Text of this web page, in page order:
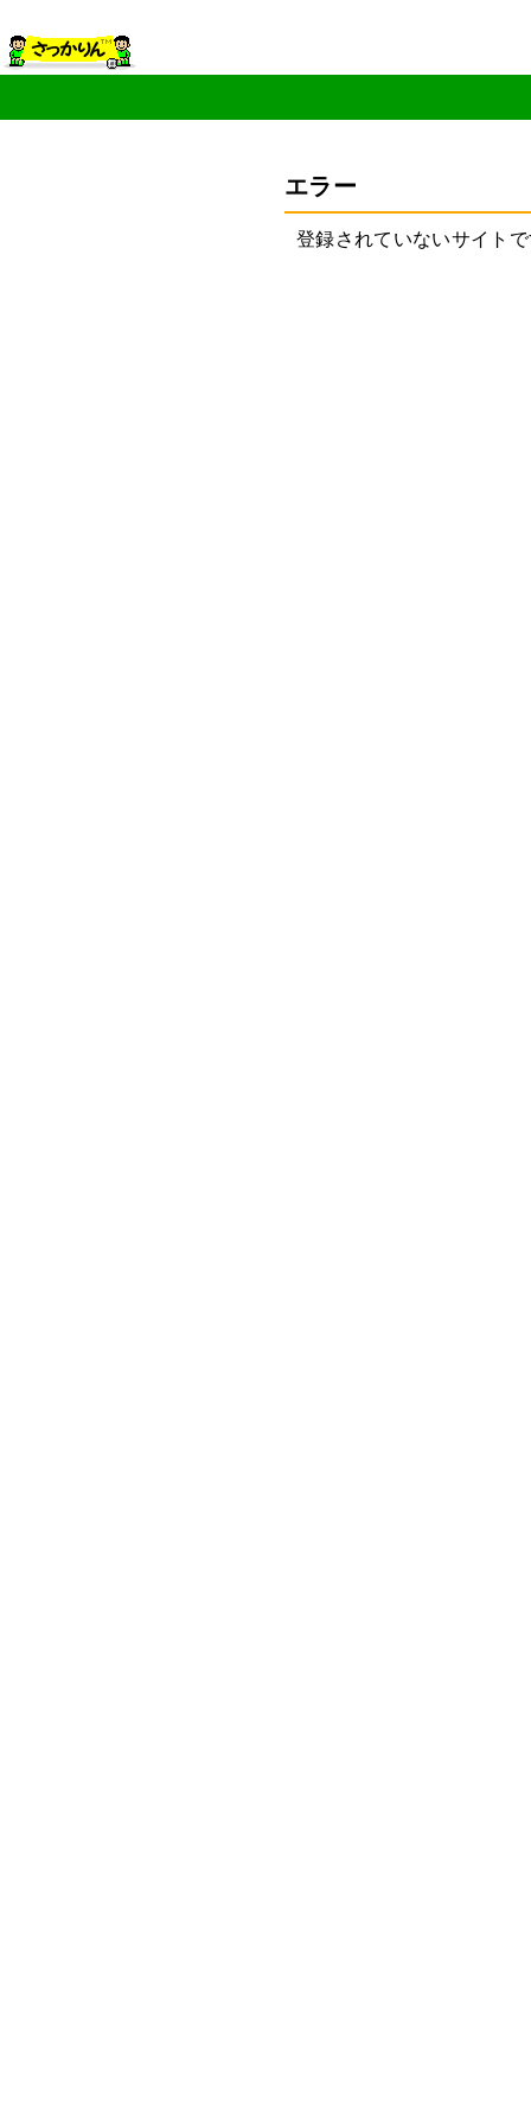
エラー
登録されていないサイト